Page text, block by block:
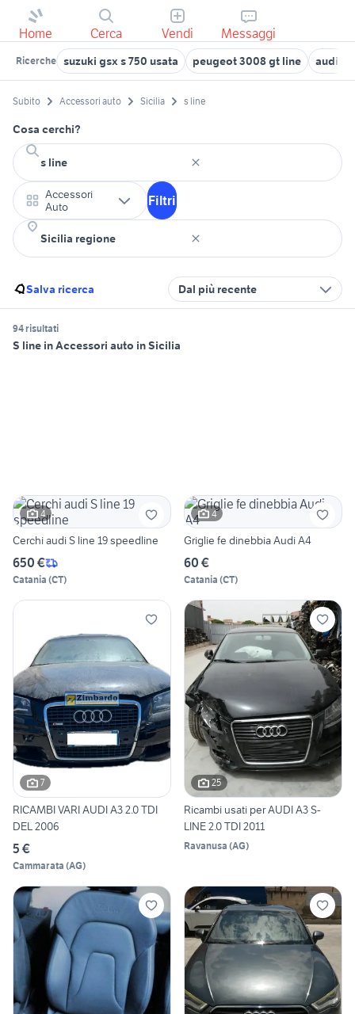
Home Cerca Vendi Messaggi
Ricerche suzuki gsx s 750 usata peugeot 3008 gt line audi
Subito Accessori auto Sicilia s line
Cosa cerchi?
Accessori
Auto
Filtri
Salva ricerca Dal più recente
94 risultati
S line in Accessori auto in Sicilia
4
Cerchi audi S line 19 speedline
650 €
Catania (CT)
4
Griglie fe dinebbia Audi A4
60 €
Catania (CT)
7
RICAMBI VARI AUDI A3 2.0 TDI
DEL 2006
5 €
Cammarata (AG)
25
Ricambi usati per AUDI A3 S-
LINE 2.0 TDI 2011
Ravanusa (AG)